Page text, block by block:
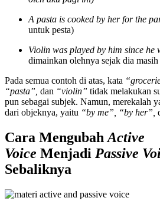
A pasta is cooked by her for the
untuk pesta)
Violin was played by him since he
dimainkan olehnya sejak dia
Pada semua contoh di atas, kata
“pasta”, dan “violin” tidak melakukan
pun sebagai subjek. Namun, merekalah
dari objeknya, yaitu “by me”, “by her”,
Cara MengubahActive
Voice Menjadi Passive
Sebaliknya